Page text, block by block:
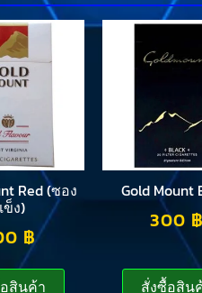
Red (ซอง
ข็ง)
฿
สินค้า
Gold Mount
300 ฿
สั่งซื้อสิน